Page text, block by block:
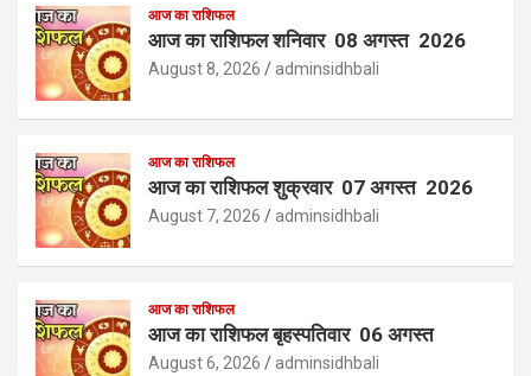
आज का राशिफल
आज का राशिफल शनिवार 08 अगस्त 2026
August 8, 2026 adminsidhbali
आज का राशिफल
आज का राशिफल शुक्रवार 07 अगस्त 2026
August 7, 2026 adminsidhbali
आज का राशिफल
आज का राशिफल बृहस्पतिवार 06 अगस्त
August 6, 2026 adminsidhbali